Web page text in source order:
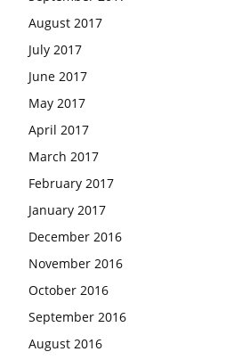
August 2017
July 2017
June 2017
May 2017
April 2017
March 2017
February 2017
January 2017
December 2016
November 2016
October 2016
September 2016
August 2016